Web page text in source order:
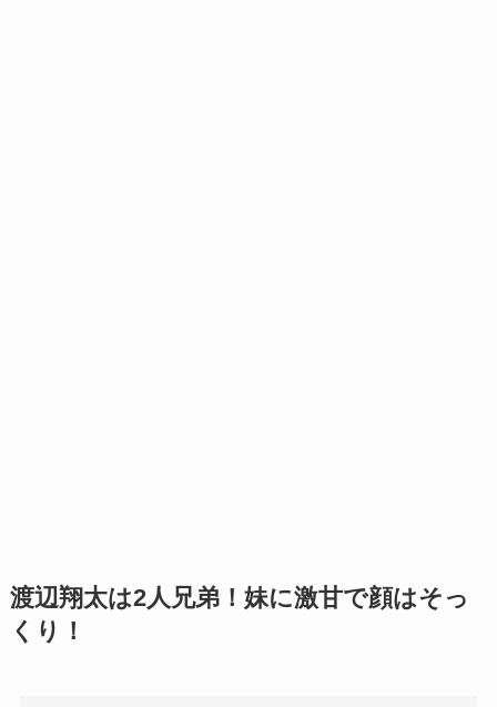
渡辺翔太は2人兄弟！妹に激甘で顔はそっ
くり！